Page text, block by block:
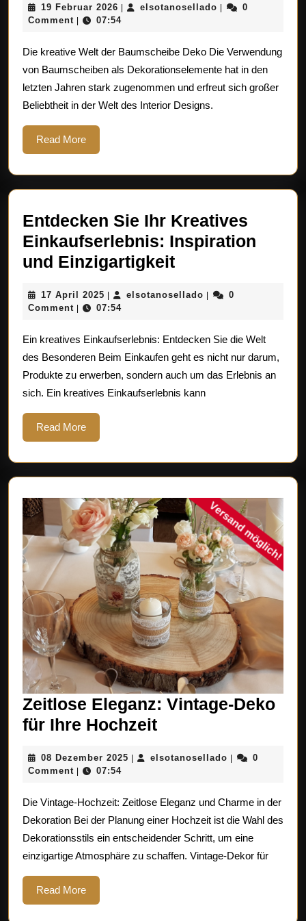
für
Deko:
Natürliche
Schönheit
19 Februar 2026 19
Februar
| elsotanosellado elsotanosellado
|
0
Comment | 07:54
Die kreative Welt der Baumscheibe Deko Die Verwendung
von Baumscheiben als Dekorationselemente hat in den
letzten Jahren stark zugenommen und erfreut sich großer
Beliebtheit in der Welt des Interior Designs.
Read MoreRead
More
Entdecken Sie Ihr Kreatives
Einkaufserlebnis: Inspiration
und EinzigartigkeitEntdecken
Ihr
Inspiration
und
17 April 2025 17
April
| elsotanosellado elsotanosellado
|
0
Comment | 07:54
Ein kreatives Einkaufserlebnis: Entdecken Sie die Welt
des Besonderen Beim Einkaufen geht es nicht nur darum,
Produkte zu erwerben, sondern auch um das Erlebnis an
sich. Ein kreatives Einkaufserlebnis kann
Read MoreRead
More
Zeitlose Eleganz: Vintage-Deko
für Ihre HochzeitZeitlose
Vintage-
für
Ihre
Hochzeit
08 Dezember 2025 08
elsotanosellado elsotanosellado
0
Comment
07:54
Die Vintage-Hochzeit: Zeitlose Eleganz und Charme in der
Dekoration Bei der Planung einer Hochzeit ist die Wahl des
Dekorationsstils ein entscheidender Schritt, um eine
einzigartige Atmosphäre zu schaffen. Vintage-Dekor für
Read MoreRead
More